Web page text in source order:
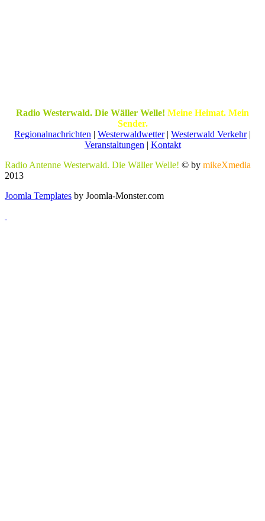
Radio Westerwald. Die Wäller Welle! Meine Heimat. Mein
Sender.
Regionalnachrichten | Westerwaldwetter| Westerwald Verkehr|
Veranstaltungen | Kontakt
Radio Antenne Westerwald. Die Wäller Welle! © by mikeXmedia
2013
Joomla Templates by Joomla-Monster.com